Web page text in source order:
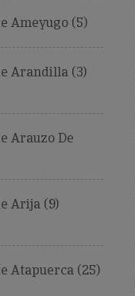
Ameyugo (5)
Arandilla (3)
Arauzo De
Arija (9)
Atapuerca (25)